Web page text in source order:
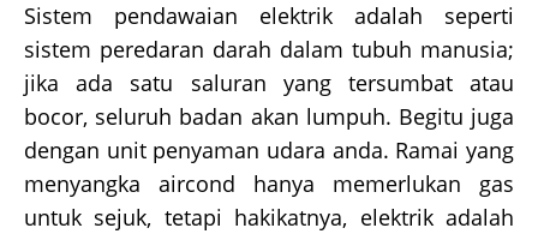
Sistem pendawaian elektrik adalah seperti
sistem peredaran darah dalam tubuh manusia;
jika ada satu saluran yang tersumbat atau
bocor, seluruh badan akan lumpuh. Begitu juga
dengan unit penyaman udara anda. Ramai yang
menyangka aircond hanya memerlukan gas
untuk sejuk, tetapi hakikatnya, elektrik adalah